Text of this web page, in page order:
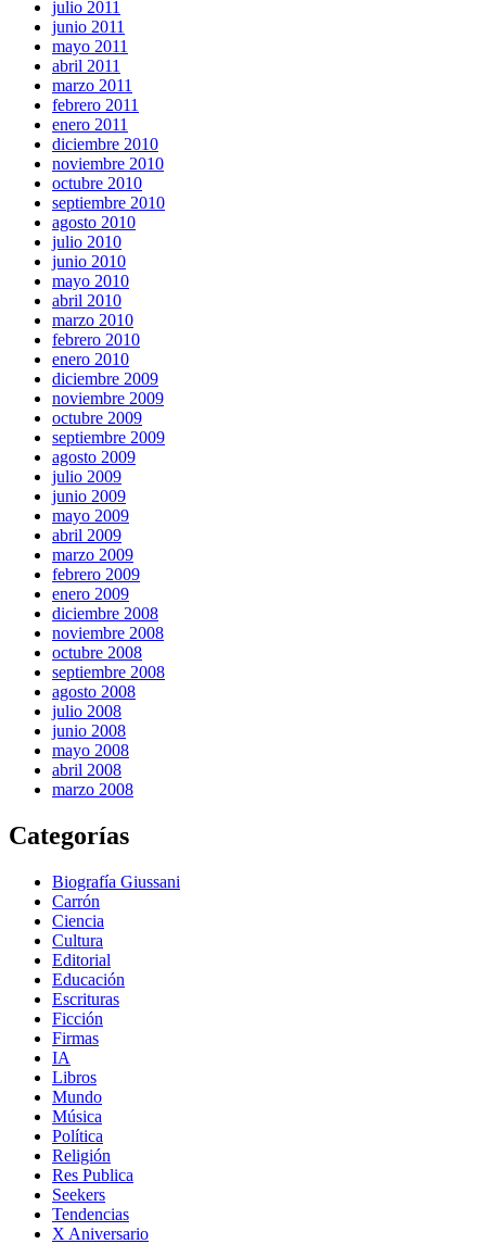
julio 2011
junio 2011
mayo 2011
abril 2011
marzo 2011
febrero 2011
enero 2011
diciembre 2010
noviembre 2010
octubre 2010
septiembre 2010
agosto 2010
julio 2010
junio 2010
mayo 2010
abril 2010
marzo 2010
febrero 2010
enero 2010
diciembre 2009
noviembre 2009
octubre 2009
septiembre 2009
agosto 2009
julio 2009
junio 2009
mayo 2009
abril 2009
marzo 2009
febrero 2009
enero 2009
diciembre 2008
noviembre 2008
octubre 2008
septiembre 2008
agosto 2008
julio 2008
junio 2008
mayo 2008
abril 2008
marzo 2008
Categorías
Biografía Giussani
Carrón
Ciencia
Cultura
Editorial
Educación
Escrituras
Ficción
Firmas
IA
Libros
Mundo
Música
Política
Religión
Res Publica
Seekers
Tendencias
X Aniversario